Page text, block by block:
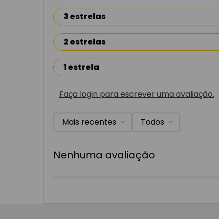
3 estrelas
2 estrelas
1 estrela
Faça login para escrever uma avaliação.
Mais recentes Todos
Nenhuma avaliação